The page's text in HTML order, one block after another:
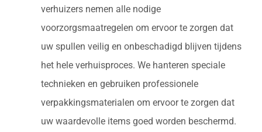
verhuizers nemen alle nodige
voorzorgsmaatregelen om ervoor te zorgen dat
uw spullen veilig en onbeschadigd blijven tijdens
het hele verhuisproces. We hanteren speciale
technieken en gebruiken professionele
verpakkingsmaterialen om ervoor te zorgen dat
uw waardevolle items goed worden beschermd.